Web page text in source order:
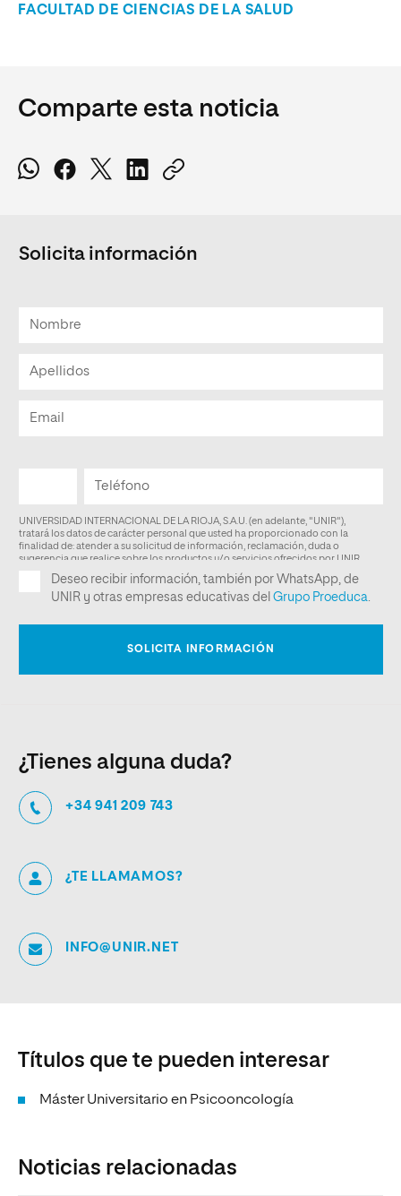
FACULTAD DE CIENCIAS DE LA SALUD
Comparte esta noticia
Solicita información
¿Tienes alguna duda?
+34 941 209 743
¿TE LLAMAMOS?
INFO@UNIR.NET
Títulos que te pueden interesar
Máster Universitario en Psicooncología
Noticias relacionadas